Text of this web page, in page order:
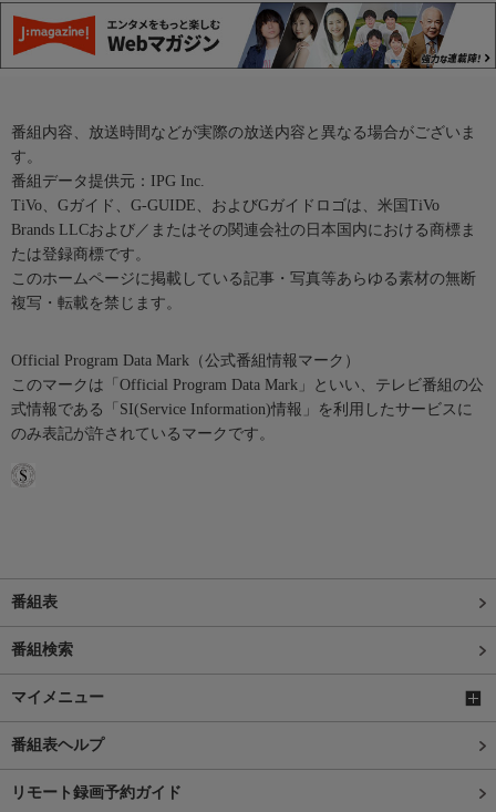
番組内容、放送時間などが実際の放送内容と異なる場合がございま
す。
番組データ提供元：IPG Inc.
TiVo、Gガイド、G-GUIDE、およびGガイドロゴは、米国TiVo
Brands LLCおよび／またはその関連会社の日本国内における商標ま
たは登録商標です。
このホームページに掲載している記事・写真等あらゆる素材の無断
複写・転載を禁じます。
Official Program Data Mark（公式番組情報マーク）
このマークは「Official Program Data Mark」といい、テレビ番組の公
式情報である「SI(Service Information)情報」を利用したサービスに
のみ表記が許されているマークです。
番組表
番組検索
マイメニュー
番組表ヘルプ
リモート録画予約ガイド